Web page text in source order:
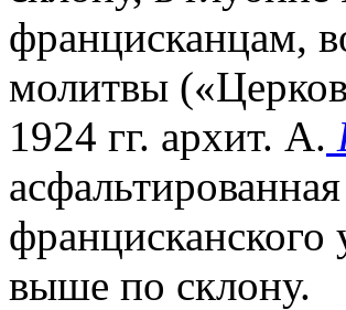
францисканцам,
молитвы
1924 гг. архит. А.
францисканского
выше по склону.